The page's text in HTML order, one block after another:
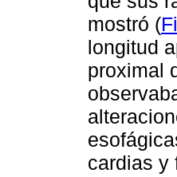
mostró (
longitud
proximal
cardias y